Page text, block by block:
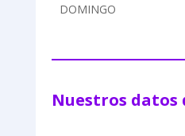
DOMINGO
Nuestros datos